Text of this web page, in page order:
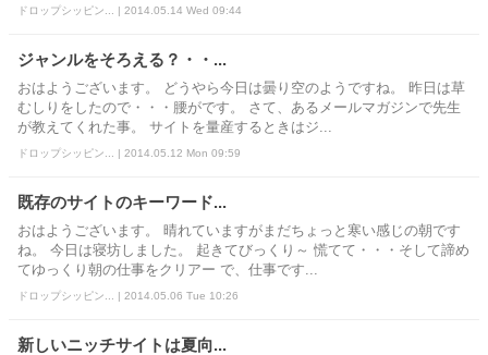
ドロップシッピン... | 2014.05.14 Wed 09:44
ジャンルをそろえる？・・...
おはようございます。 どうやら今日は曇り空のようですね。 昨日は草
むしりをしたので・・・腰がです。 さて、あるメールマガジンで先生
が教えてくれた事。 サイトを量産するときはジ...
ドロップシッピン... | 2014.05.12 Mon 09:59
既存のサイトのキーワード...
おはようございます。 晴れていますがまだちょっと寒い感じの朝です
ね。 今日は寝坊しました。 起きてびっくり～ 慌てて・・・そして諦め
てゆっくり朝の仕事をクリアー で、仕事です...
ドロップシッピン... | 2014.05.06 Tue 10:26
新しいニッチサイトは夏向...